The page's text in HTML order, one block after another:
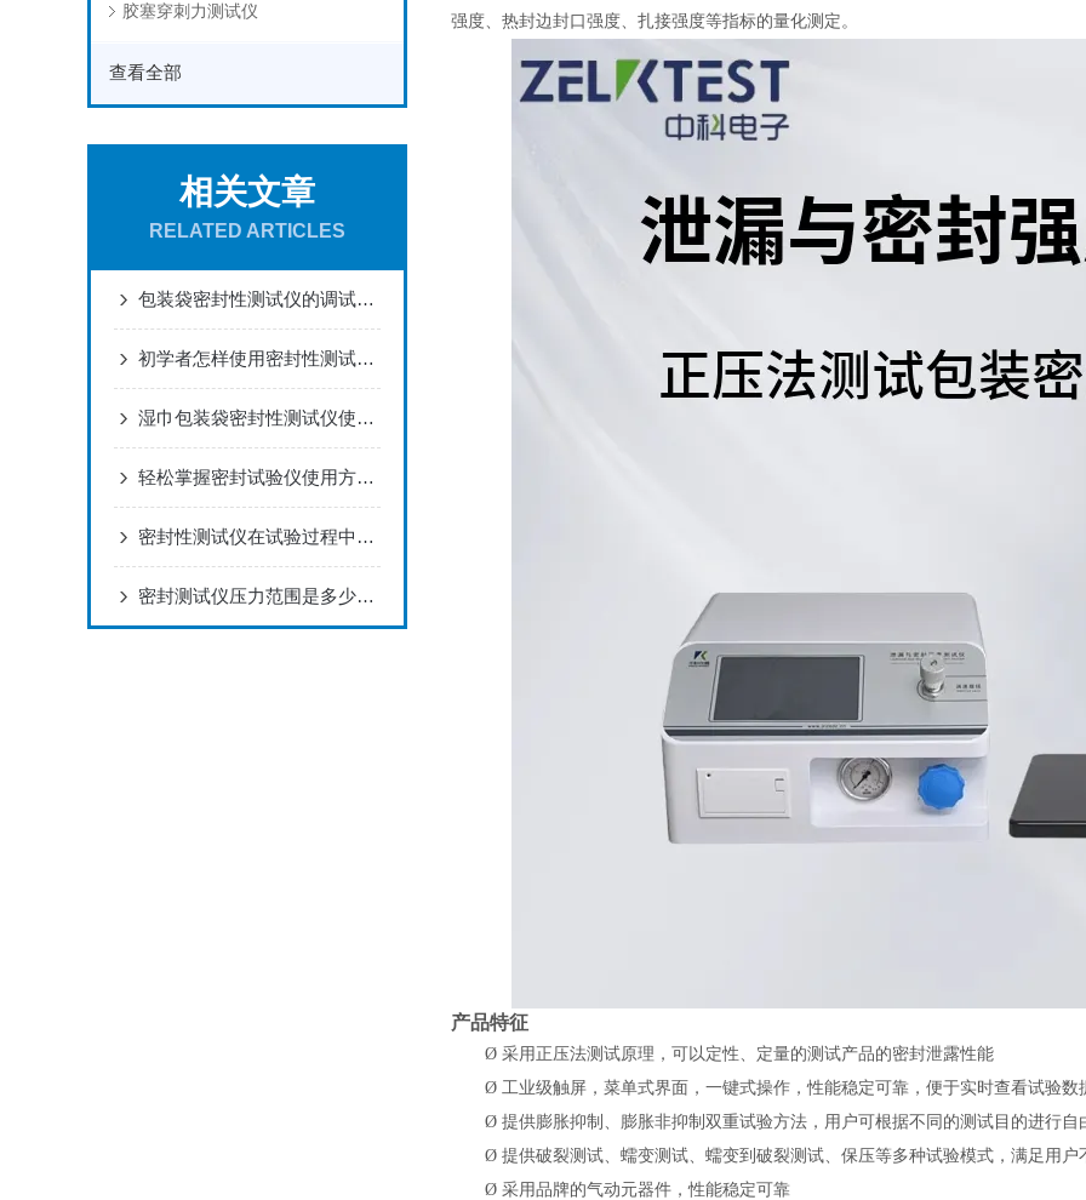
胶塞穿刺力测试仪
查看全部
相关文章
RELATED ARTICLES
包装袋密封性测试仪的调试压力是多少？
初学者怎样使用密封性测试仪进行更有效检测
湿巾包装袋密封性测试仪使用方法及试验步骤解决方案！
轻松掌握密封试验仪使用方法的关键技巧
密封性测试仪在试验过程中出现异常应该怎么处理？
密封测试仪压力范围‌是多少？了解不同的密封仪适用压力
强度、热封边封口强度、扎接强度等指标的量化测定。
产品特征
Ø 采用正压法测试原理，可以定性、定量的测试产品的密封泄露性能
Ø 工业级触屏，菜单式界面，一键式操作，性能稳定可靠，便于实时查看试验数
Ø 提供膨胀抑制、膨胀非抑制双重试验方法，用户可根据不同的测试目的进行自
Ø 提供破裂测试、蠕变测试、蠕变到破裂测试、保压等多种试验模式，满足用户
Ø 采用品牌的气动元器件，性能稳定可靠